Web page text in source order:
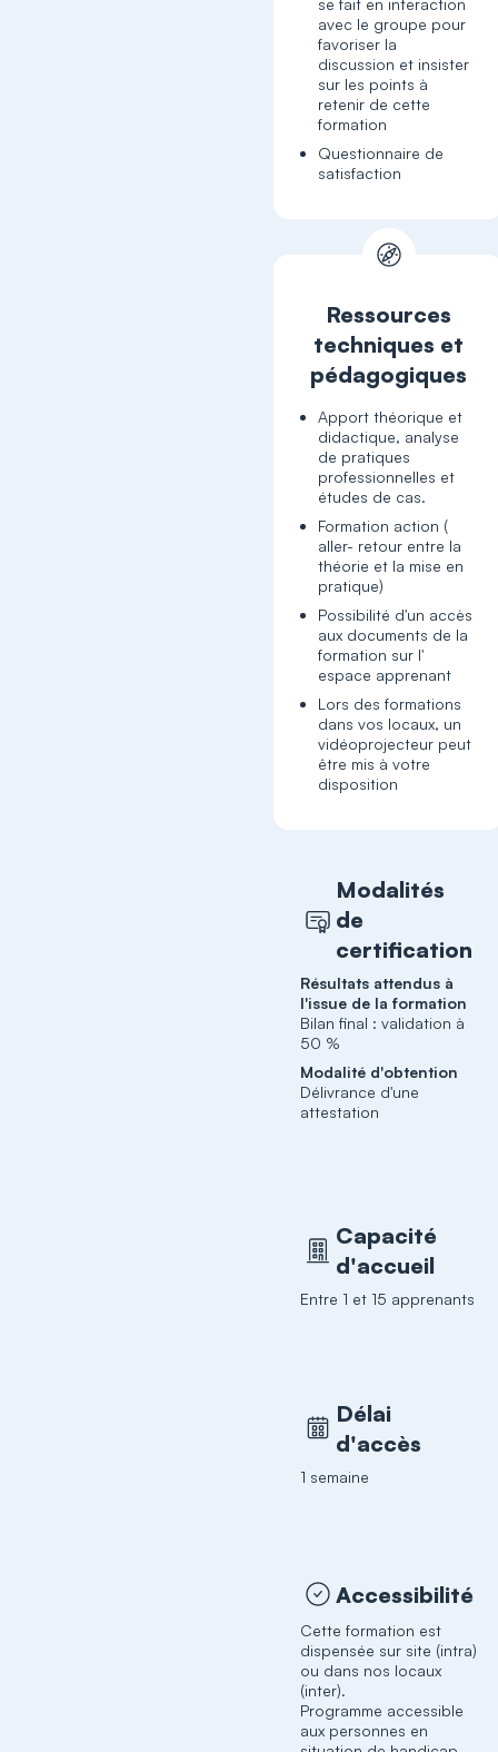
se fait en interaction
avec le groupe pour
favoriser la
discussion et insister
sur les points à
retenir de cette
formation
Questionnaire de
satisfaction
Ressources
techniques et
pédagogiques
Apport théorique et
didactique, analyse
de pratiques
professionnelles et
études de cas.
Formation action (
aller- retour entre la
théorie et la mise en
pratique)
Possibilité d'un accès
aux documents de la
formation sur l'
espace apprenant
Lors des formations
dans vos locaux, un
vidéoprojecteur peut
être mis à votre
disposition
Modalités
de
certification
Résultats attendus à
l'issue de la formation
Bilan final : validation à
50 %
Modalité d'obtention
Délivrance d'une
attestation
Capacité
d'accueil
Entre 1 et 15 apprenants
Délai
d'accès
1 semaine
Accessibilité
Cette formation est
dispensée sur site (intra)
ou dans nos locaux
(inter).
Programme accessible
aux personnes en